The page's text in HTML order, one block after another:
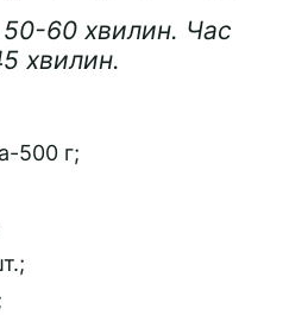
50-60 хвилин. Час
хвилин.
500 г;